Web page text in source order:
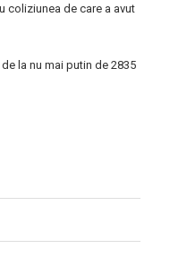
coliziunea de care a avut
la nu mai putin de 2835